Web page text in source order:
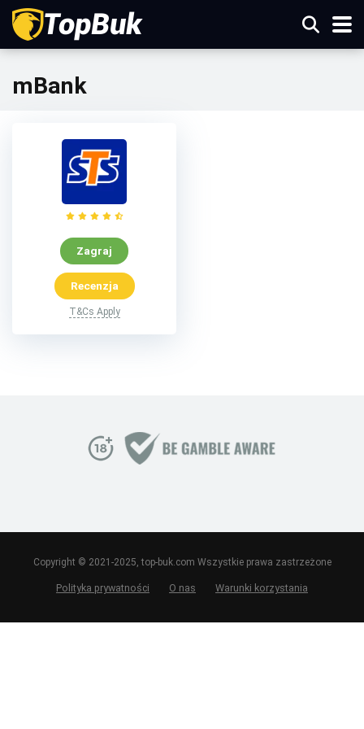
mBank
Zagraj
Recenzja
T&Cs Apply
Copyright © 2021-2025, top-buk.com Wszystkie prawa zastrzeżone
Polityka prywatności O nas Warunki korzystania